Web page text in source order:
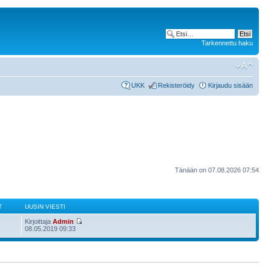
Tarkennettu haku
UKK Rekisteröidy Kirjaudu sisään
Tänään on 07.08.2026 07:54
UUSIN VIESTI
KirjoittajaAdmin
08.05.2019 09:33